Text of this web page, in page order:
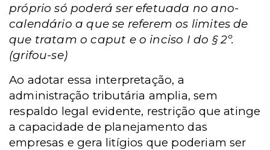
próprio só poderá ser efetuada no ano-
calendário a que se referem os limites de
que tratam o caput e o inciso I do § 2º.
(grifou-se)
Ao adotar essa interpretação, a
administração tributária amplia, sem
respaldo legal evidente, restrição que atinge
a capacidade de planejamento das
empresas e gera litígios que poderiam ser